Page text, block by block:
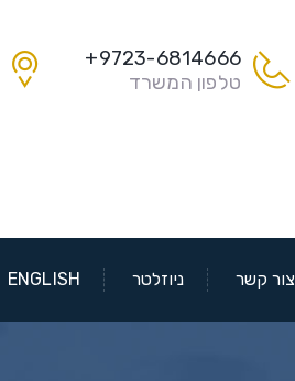
9723-6814666+
טלפון המשרד
צור קשר ניוזלטר ENGLISH